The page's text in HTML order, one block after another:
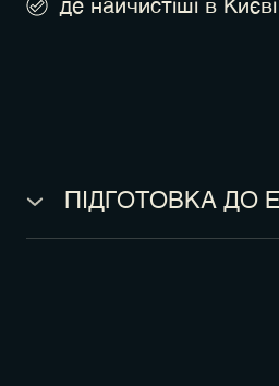
де найчистіші в
ПІДГОТОВКА ДО